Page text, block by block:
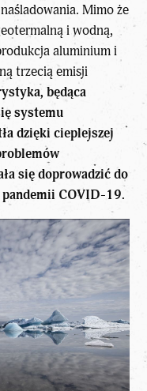
Mimo że
i wodną,
aluminium i
trzecią emisji
będąca
systemu
dzięki cieplejszej
się doprowadzić do
COVID-19.